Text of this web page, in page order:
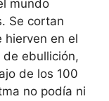
mundo
Se cortan
hierven en el
de ebullición,
de los 100
no podía ni